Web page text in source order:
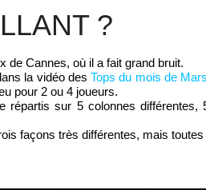
?
de Cannes, où il a fait grand bruit.
la vidéo desTops du mois de Mars
pour 2 ou 4 joueurs.
répartis sur 5 colonnes
façons très différentes, mais toutes